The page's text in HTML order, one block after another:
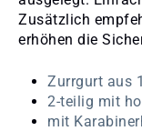
Zusätzlich
erhöhen die
Zurrgurt aus
2-teilig mit
mit